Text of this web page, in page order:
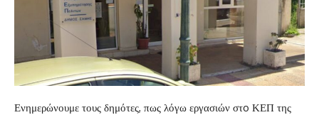
Ενημερώνουμε τους δημότες, πως λόγω εργασιών στo ΚΕΠ της